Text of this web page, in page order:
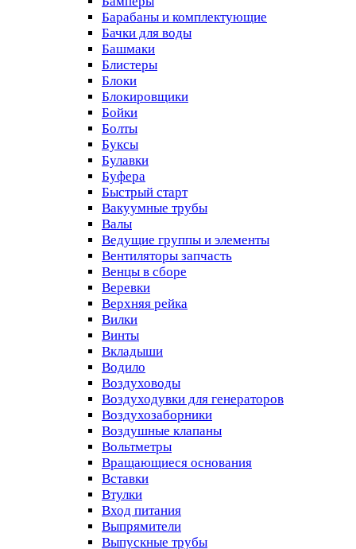
Барабаны и комплектующие
Бачки для воды
Башмаки
Блистеры
Блоки
Блокировщики
Бойки
Болты
Буксы
Булавки
Буфера
Быстрый старт
Вакуумные трубы
Валы
Ведущие группы и элементы
Вентиляторы запчасть
Венцы в сборе
Веревки
Верхняя рейка
Вилки
Винты
Вкладыши
Водило
Воздуховоды
Воздуходувки для генераторов
Воздухозаборники
Воздушные клапаны
Вольтметры
Вращающиеся основания
Вставки
Втулки
Вход питания
Выпрямители
Выпускные трубы